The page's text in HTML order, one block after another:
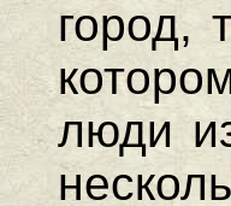
город,
люди